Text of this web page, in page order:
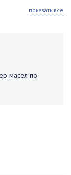
показать все
масел по